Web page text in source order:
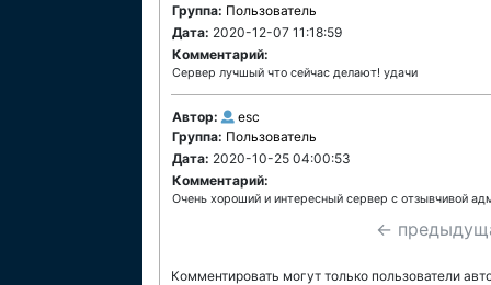
Группа: Пользователь
Дата: 2020-12-07 11:18:59
Комментарий:
Cервер лучшый что сейчас делают! удачи
Автор:
esc
Группа: Пользователь
Дата: 2020-10-25 04:00:53
Комментарий:
Очень хороший и интересный сервер с отзывчивой
←
Комментировать могут только пользователи